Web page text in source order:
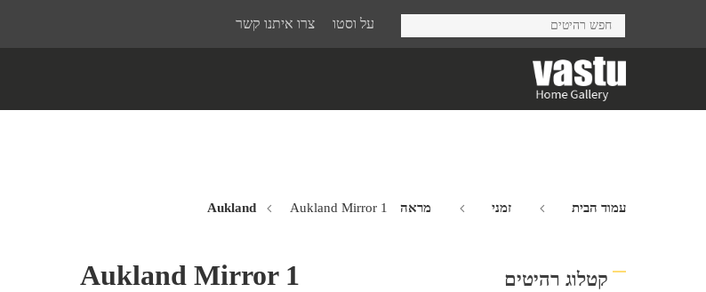
על וסטו צרו איתנו קשר
עמוד הבית זמני מראה Aukland Aukland Mirror 1
Aukland Mirror 1 קטלוג רהיטים